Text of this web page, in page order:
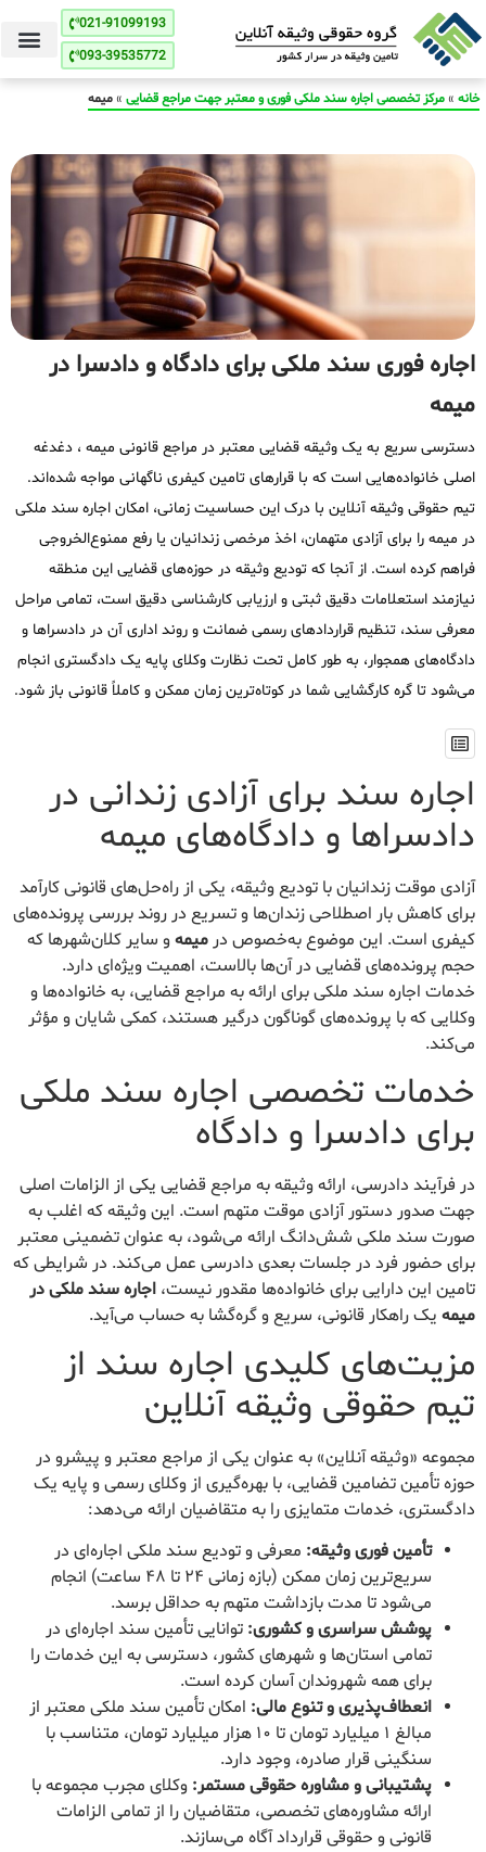
021-91099193
093-39535772
خانه »مرکز تخصصی اجاره سند ملکی فوری و معتبر جهت مراجع قضایی »میمه
اجاره فوری سند ملکی برای دادگاه و دادسرا در
میمه
دسترسی سریع به یک وثیقه قضایی معتبر در مراجع قانونی میمه ، دغدغه
اصلی خانواده‌هایی است که با قرارهای تامین کیفری ناگهانی مواجه شده‌اند.
تیم حقوقی وثیقه آنلاین با درک این حساسیت زمانی، امکان اجاره سند ملکی
در میمه را برای آزادی متهمان، اخذ مرخصی زندانیان یا رفع ممنوع‌الخروجی
فراهم کرده است. از آنجا که تودیع وثیقه در حوزه‌های قضایی این منطقه
نیازمند استعلامات دقیق ثبتی و ارزیابی کارشناسی دقیق است، تمامی مراحل
معرفی سند، تنظیم قراردادهای رسمی ضمانت و روند اداری آن در دادسراها و
دادگاه‌های همجوار، به طور کامل تحت نظارت وکلای پایه یک دادگستری انجام
می‌شود تا گره کارگشایی شما در کوتاه‌ترین زمان ممکن و کاملاً قانونی باز شود.
اجاره سند برای آزادی زندانی در
دادسراها و دادگاه‌های میمه
آزادی موقت زندانیان با تودیع وثیقه، یکی از راه‌حل‌های قانونی کارآمد
برای کاهش بار اصطلاحی زندان‌ها و تسریع در روند بررسی پرونده‌های
کیفری است. این موضوع به‌خصوص در میمهو سایر کلان‌شهرها که
حجم پرونده‌های قضایی در آن‌ها بالاست، اهمیت ویژه‌ای دارد.
خدمات اجاره سند ملکی برای ارائه به مراجع قضایی، به خانواده‌ها و
وکلایی که با پرونده‌های گوناگون درگیر هستند، کمکی شایان و مؤثر
می‌کند.
خدمات تخصصی اجاره سند ملکی
برای دادسرا و دادگاه
در فرآیند دادرسی، ارائه وثیقه به مراجع قضایی یکی از الزامات اصلی
جهت صدور دستور آزادی موقت متهم است. این وثیقه که اغلب به
صورت سند ملکی شش‌دانگ ارائه می‌شود، به عنوان تضمینی معتبر
برای حضور فرد در جلسات بعدی دادرسی عمل می‌کند. در شرایطی که
تامین این دارایی برای خانواده‌ها مقدور نیست، اجاره سند ملکی در
میمه یک راهکار قانونی، سریع و گره‌گشا به حساب می‌آید.
مزیت‌های کلیدی اجاره سند از
تیم حقوقی وثیقه آنلاین
مجموعه «وثیقه آنلاین» به عنوان یکی از مراجع معتبر و پیشرو در
حوزه تأمین تضامین قضایی، با بهره‌گیری از وکلای رسمی و پایه یک
دادگستری، خدمات متمایزی را به متقاضیان ارائه می‌دهد:
تأمین فوری وثیقه: معرفی و تودیع سند ملکی اجاره‌ای در
سریع‌ترین زمان ممکن (بازه زمانی ۲۴ تا ۴۸ ساعت) انجام
می‌شود تا مدت بازداشت متهم به حداقل برسد.
پوشش سراسری و کشوری: توانایی تأمین سند اجاره‌ای در
تمامی استان‌ها و شهرهای کشور، دسترسی به این خدمات را
برای همه شهروندان آسان کرده است.
انعطاف‌پذیری و تنوع مالی: امکان تأمین سند ملکی معتبر از
مبالغ ۱ میلیارد تومان تا ۱۰ هزار میلیارد تومان، متناسب با
سنگینی قرار صادره، وجود دارد.
پشتیبانی و مشاوره حقوقی مستمر: وکلای مجرب مجموعه با
ارائه مشاوره‌های تخصصی، متقاضیان را از تمامی الزامات
قانونی و حقوقی قرارداد آگاه می‌سازند.